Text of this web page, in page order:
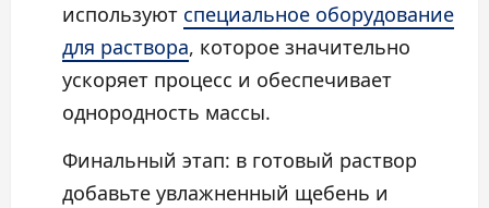
используют специальное оборудование
для раствора, которое значительно
ускоряет процесс и обеспечивает
однородность массы.
Финальный этап: в готовый раствор
добавьте увлажненный щебень и